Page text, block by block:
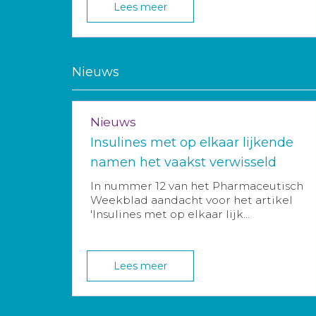
Lees meer
Nieuws
Nieuws
Insulines met op elkaar lijkende
namen het vaakst verwisseld
In nummer 12 van het Pharmaceutisch
Weekblad aandacht voor het artikel
'Insulines met op elkaar lijk...
Lees meer